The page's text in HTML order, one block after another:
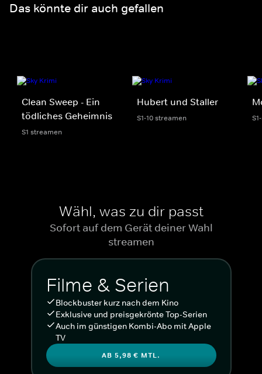
Das könnte dir auch gefallen
Clean Sweep - Ein
tödliches Geheimnis
S1 streamen
Hubert und Staller
S1-10 streamen
Wähl, was zu dir passt
Sofort auf dem Gerät deiner Wahl
streamen
Filme & Serien
Blockbuster kurz nach dem Kino
Exklusive und preisgekrönte Top-Serien
Auch im günstigen Kombi-Abo mit Apple
TV
AB 5,98 € MTL.